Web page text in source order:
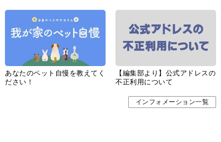
あなたのペット自慢を教えてく
ださい！
【編集部より】公式アドレスの
不正利用について
インフォメーション一覧